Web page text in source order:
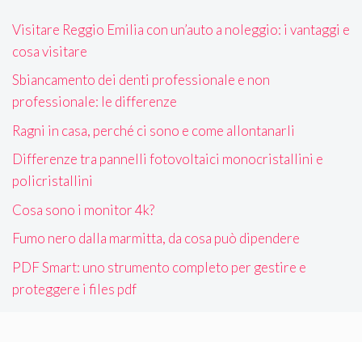
Visitare Reggio Emilia con un’auto a noleggio: i vantaggi e
cosa visitare
Sbiancamento dei denti professionale e non
professionale: le differenze
Ragni in casa, perché ci sono e come allontanarli
Differenze tra pannelli fotovoltaici monocristallini e
policristallini
Cosa sono i monitor 4k?
Fumo nero dalla marmitta, da cosa può dipendere
PDF Smart: uno strumento completo per gestire e
proteggere i files pdf